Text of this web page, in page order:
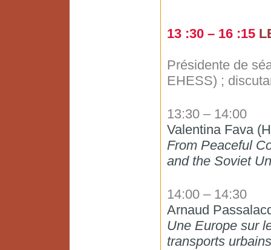
13 :30 – 16 :15
Présidente de
EHESS) ;
13:30 – 14:00
Valentina Fava
From Peaceful
and the Soviet
14:00 – 14:30
Arnaud
Une Europe sur
transports urbains